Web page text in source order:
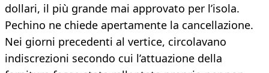
dollari, il più grande mai approvato per l’isola.
Pechino ne chiede apertamente la cancellazione.
Nei giorni precedenti al vertice, circolavano
indiscrezioni secondo cui l’attuazione della